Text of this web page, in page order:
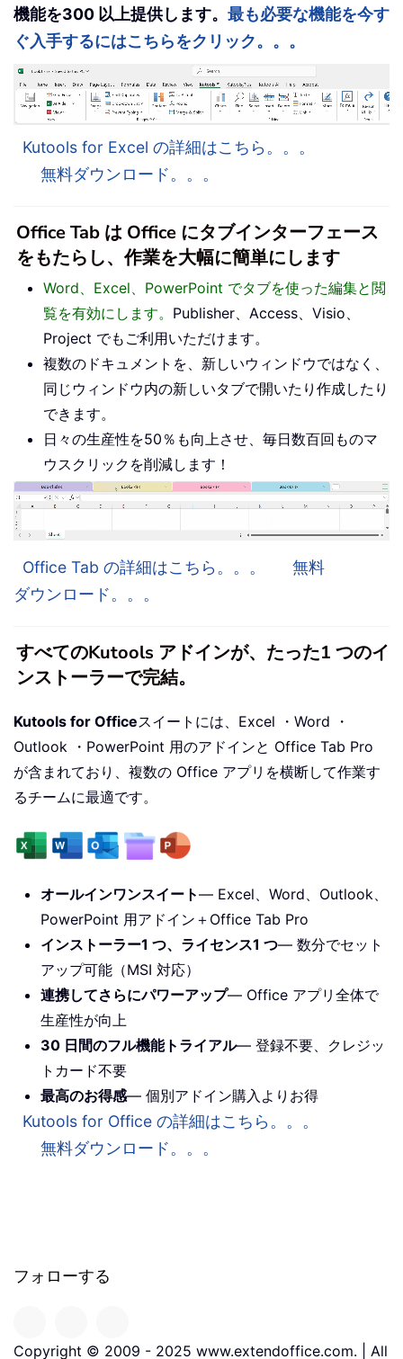
機能を300 以上提供します。 最も必要な機能を今す
ぐ入手するにはこちらをクリック。。。
Kutools for Excel の詳細はこちら。。。
無料ダウンロード。。。
Office Tab は Office にタブインターフェース
をもたらし、作業を大幅に簡単にします
Word、Excel、PowerPoint でタブを使った編集と閲
覧を有効にします。 Publisher、Access、Visio、
Project でもご利用いただけます。
複数のドキュメントを、新しいウィンドウではなく、
同じウィンドウ内の新しいタブで開いたり作成したり
できます。
日々の生産性を50％も向上させ、毎日数百回ものマ
ウスクリックを削減します！
Office Tab の詳細はこちら。。。
無料
ダウンロード。。。
すべてのKutools アドインが、たった1 つのイ
ンストーラーで完結。
Kutools for Officeスイートには、Excel ・Word ・
Outlook ・PowerPoint 用のアドインと Office Tab Pro
が含まれており、複数の Office アプリを横断して作業す
るチームに最適です。
オールインワンスイート— Excel、Word、Outlook、
PowerPoint 用アドイン＋Office Tab Pro
インストーラー1 つ、ライセンス1 つ— 数分でセット
アップ可能（MSI 対応）
連携してさらにパワーアップ— Office アプリ全体で
生産性が向上
30 日間のフル機能トライアル— 登録不要、クレジッ
トカード不要
最高のお得感— 個別アドイン購入よりお得
Kutools for Office の詳細はこちら。。。
無料ダウンロード。。。
フォローする
Copyright © 2009 - 2025 www.extendoffice.com. | All